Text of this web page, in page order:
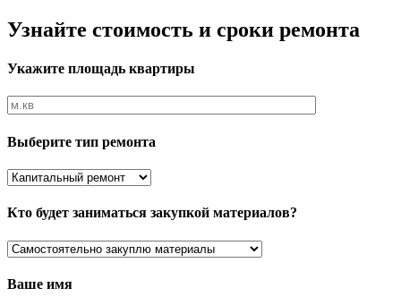
Узнайте стоимость и сроки ремонта
Укажите площадь квартиры
Выберите тип ремонта
Кто будет заниматься закупкой материалов?
Ваше имя